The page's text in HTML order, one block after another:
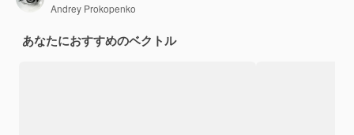
Andrey Prokopenko
あなたにおすすめのベクトル